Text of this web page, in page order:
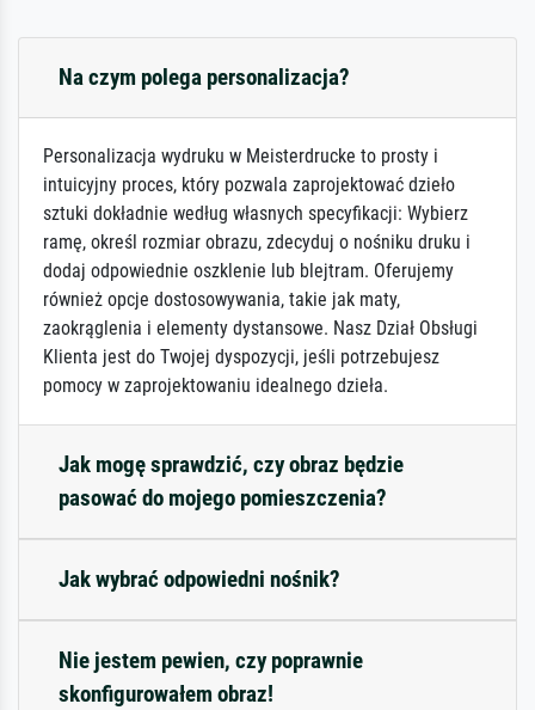
Na czym polega personalizacja?
Personalizacja wydruku w Meisterdrucke to prosty i
intuicyjny proces, który pozwala zaprojektować dzieło
sztuki dokładnie według własnych specyfikacji: Wybierz
ramę, określ rozmiar obrazu, zdecyduj o nośniku druku i
dodaj odpowiednie oszklenie lub blejtram. Oferujemy
również opcje dostosowywania, takie jak maty,
zaokrąglenia i elementy dystansowe. Nasz Dział Obsługi
Klienta jest do Twojej dyspozycji, jeśli potrzebujesz
pomocy w zaprojektowaniu idealnego dzieła.
Jak mogę sprawdzić, czy obraz będzie
pasować do mojego pomieszczenia?
Jak wybrać odpowiedni nośnik?
Nie jestem pewien, czy poprawnie
skonfigurowałem obraz!